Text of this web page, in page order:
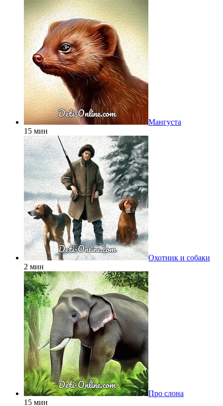
Мангуста
15 мин
Охотник и собаки
2 мин
Про слона
15 мин